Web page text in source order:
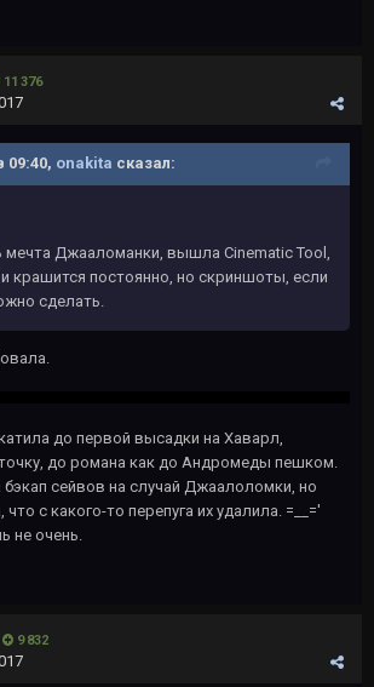
11 376
09:40, onakita сказал:
мечта Джааломанки, вышла Cinematic Tool,
и крашится постоянно, но скриншоты, если
сделать.
до первой высадки на Хаварл,
до романа как до Андромеды пешком.
бэкап сейвов на случай Джаалоломки, но
с какого-то перепуга их удалила. =__='
не очень.
9 832